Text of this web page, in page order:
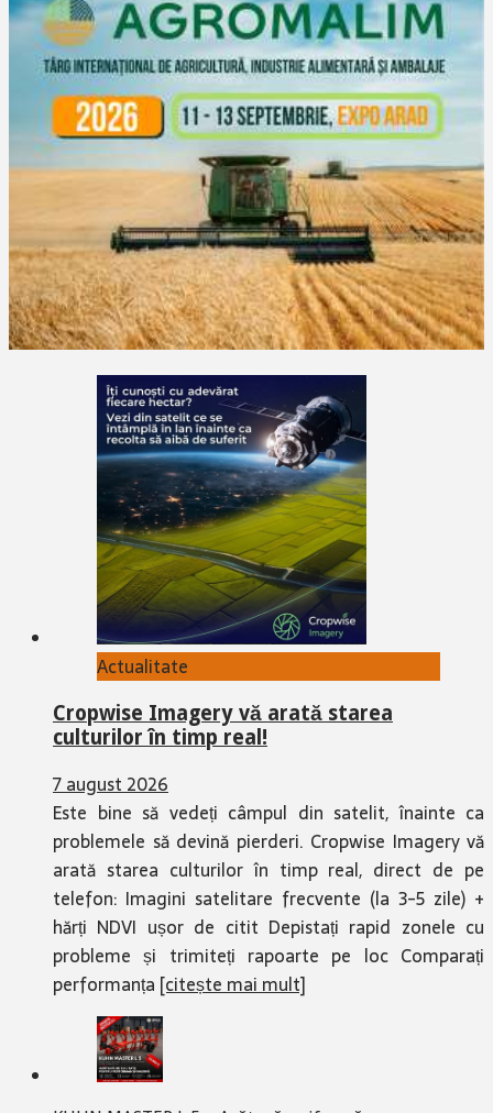
Actualitate
Cropwise Imagery vă arată starea
culturilor în timp real!
7 august 2026
Este bine să vedeți câmpul din satelit, înainte ca
problemele să devină pierderi. Cropwise Imagery vă
arată starea culturilor în timp real, direct de pe
telefon: Imagini satelitare frecvente (la 3-5 zile) +
hărți NDVI ușor de citit Depistați rapid zonele cu
probleme și trimiteți rapoarte pe loc Comparați
performanța [citește mai mult]
KUHN MASTER L 5 – Arătură uniformă, consum